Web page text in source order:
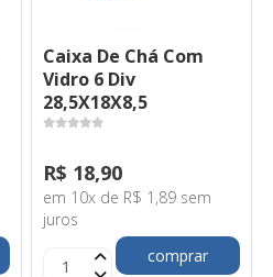
Caixa De Chá Com
Vidro 6 Div
28,5X18X8,5
R$ 18,90
em 10x de R$ 1,89 sem
juros
comprar